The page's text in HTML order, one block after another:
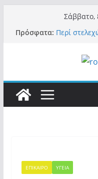
περιεχόμενο
Σάββατο,
Πρόσφατα: Περί
είναι το
το
Κασιδιάρη
πανικό,
«Έλληνες»
ΕΠΙΚΑΙΡΟ ΥΓΕΙΑ